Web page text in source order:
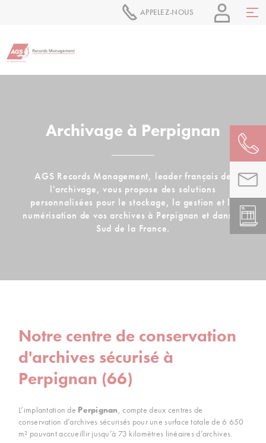
APPELEZ-NOUS
Archivage à Perpignan
AGS Records Management, leader français de
l'archivage, vous propose des solutions
personnalisées pour le stockage, la gestion et la
numérisation de vos archives à Perpignan et dans le
Sud de la France.
Notre centre de conservation
d'archives sécurisé à
Perpignan (66)
L’implantation de Perpignan, compte deux centres de
conservation d’archives sécurisés pour une surface totale de 6 650
m² pouvant accueillir jusqu’à 73 kilomètres linéaires d’archives.